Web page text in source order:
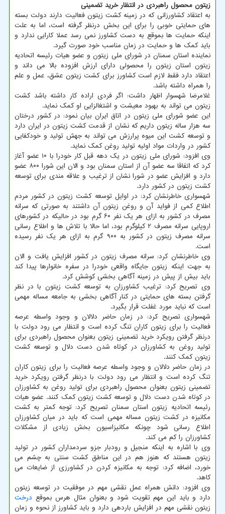
زیتون محصول راهبردی در انتظار خرید تضمینی
به اعتقاد کشاورزانی که در زمینه کشت زیتون فعالیت دارند دولت بسته
های حمایتی خوبی را برای این بخش درنظر گرفته است، اما به علت
اینکه حمایت ها بموقع به دست کشاورز نمی رسد عملا کارایی ندارد و
باید کمک ها و حمایت در زمان مناسب خود صورت گیرد.
نماینده استان سمنان در شورای ملی زیتون و عضو هیات رئیسه اتحادیه
زیتون استان زیتون را محصولی دارای ارزش افزوده بالا می داند و
اعتقاد دارد فقط لازم است کشاورز برای کشت زیتون عشق، عمل و علم
را همراه داشته باشد.
غلامرضا شهسوار اظهار داشت: اگر فردی اراده کار داشته باشد کشت
زیتون می تواند به بهبود معیشت و اشتغالزایی او کمک نماید.
این عضو شورای ملی زیتون در اتاق ایران بیان نمود: در کشور درختان
سه هزار ساله زیتون داریم که نشان از قدمت کشت زیتون در ایران دارد
و توسعه کشت این میوه پرارزش می تواند به جهش تولید و خودکفایی
کشور در واردات مواد اولیه تولید روغن کمک نماید.
وی افزود: شورای ملی زیتون در یک دهه قبل کار خودرا با ۱۰ عضو آغاز
کرد که اتفاقا سه عضو آن از استان سمنان بود و الان این شورا ۸۰۰ عضو
دارد و افزایش عضو در شورا نشان از ترغیب و علاقه مندی برای توسعه
کشت زیتون در کشور دارد.
شهسواری خاطرنشان کرد: در اوایل توسعه کشت زیتون در کشور مردم
اطلاع کمی از فواید آن و روغن زیتون آن داشتند به صورتی که سرانه
مصرف در کشور به ازای هر یک نفر ۶۰ گرم بود در حالیکه در کشورهای
اروپایی سرانه مصرف ۲ کیلوگرم بود، اما حالا با تلاش ها و اطلاع رسانی
سرانه مصرف زیتون در کشور به ۹۰۰ گرم به ازای هر یک نفر رسیده
است.
وی خاطرنشان کرد: سرانه مصرف زیتون در کشور افزایش یافت و الان
به جهت اینکه زیتون جایگاه واقعی خودرا در سفره خانوارها پیدا کند
باید بیش از پیش در زمینه آگاهی بخشی کوشش کرد.
وی تصریح کرد: ترغیب کشاورزان به توسعه کشت زیتون با در نظر
گرفتن بسته های حمایتی در کنار آگاهی بخشی به جامعه مساله مهمی
است که نباید مورد غفلت قرار بگیرد.
شهسواری تصریح کرد: در زمان حاضر دلالان و وجود واسطه عرصه
فعالیت را برای زیتون کاران تنگ کرده است و انتظار می رود دولت با
درنظر گرفتن رویکرد خرید تضمینی زیتون بعنوان محصول راهبردی برای
تولید روغن به کشاورزان در کوتاه شدن دست دلال و توسعه کشت
زیتون کمک کنند.
در زمان حاضر دلالان و وجود واسطه عرصه فعالیت را برای زیتون کاران
تنگ کرده است و انتظار می رود دولت با درنظر گرفتن رویکرد خرید
تضمینی زیتون بعنوان محصول راهبردی برای تولید روغن به کشاورزان
در کوتاه شدن دست دلال و توسعه کشت زیتون کمک کنند. عضو هیات
رئیسه اتحادیه زیتون استان سمنان تصریح کرد: توجه کمتر به کشت
مکانیزه در کشت زیتون مساله مهمی است که باید در میان کشاورزان
اطلاع رسانی شود چونکه مکانیزاسیون بخش زیادی از مشکلات
کشاورزان را کم می کند.
وی با اشاره به اینکه منجیل و رودبار جزو سردمداران کشور در تولید
زیتون هستند که هنوز هم در این مناطق کشت سنتی به چشم می
‎خورد، اضافه کرد: توجه به مکانیزه کردن در کشاورزی از ضایعات می
کاهد.
وی افزود: دانش همراه عمل نقشی مهم در موفقیت در توسعه زیتون
دارد و باید این مهم تقویت شود و بعنوان مثال هرس بموقع درخت
زیتون نقشی مهم در افزایش باردهی دارد و باید کشاورز از نحوه و زمان